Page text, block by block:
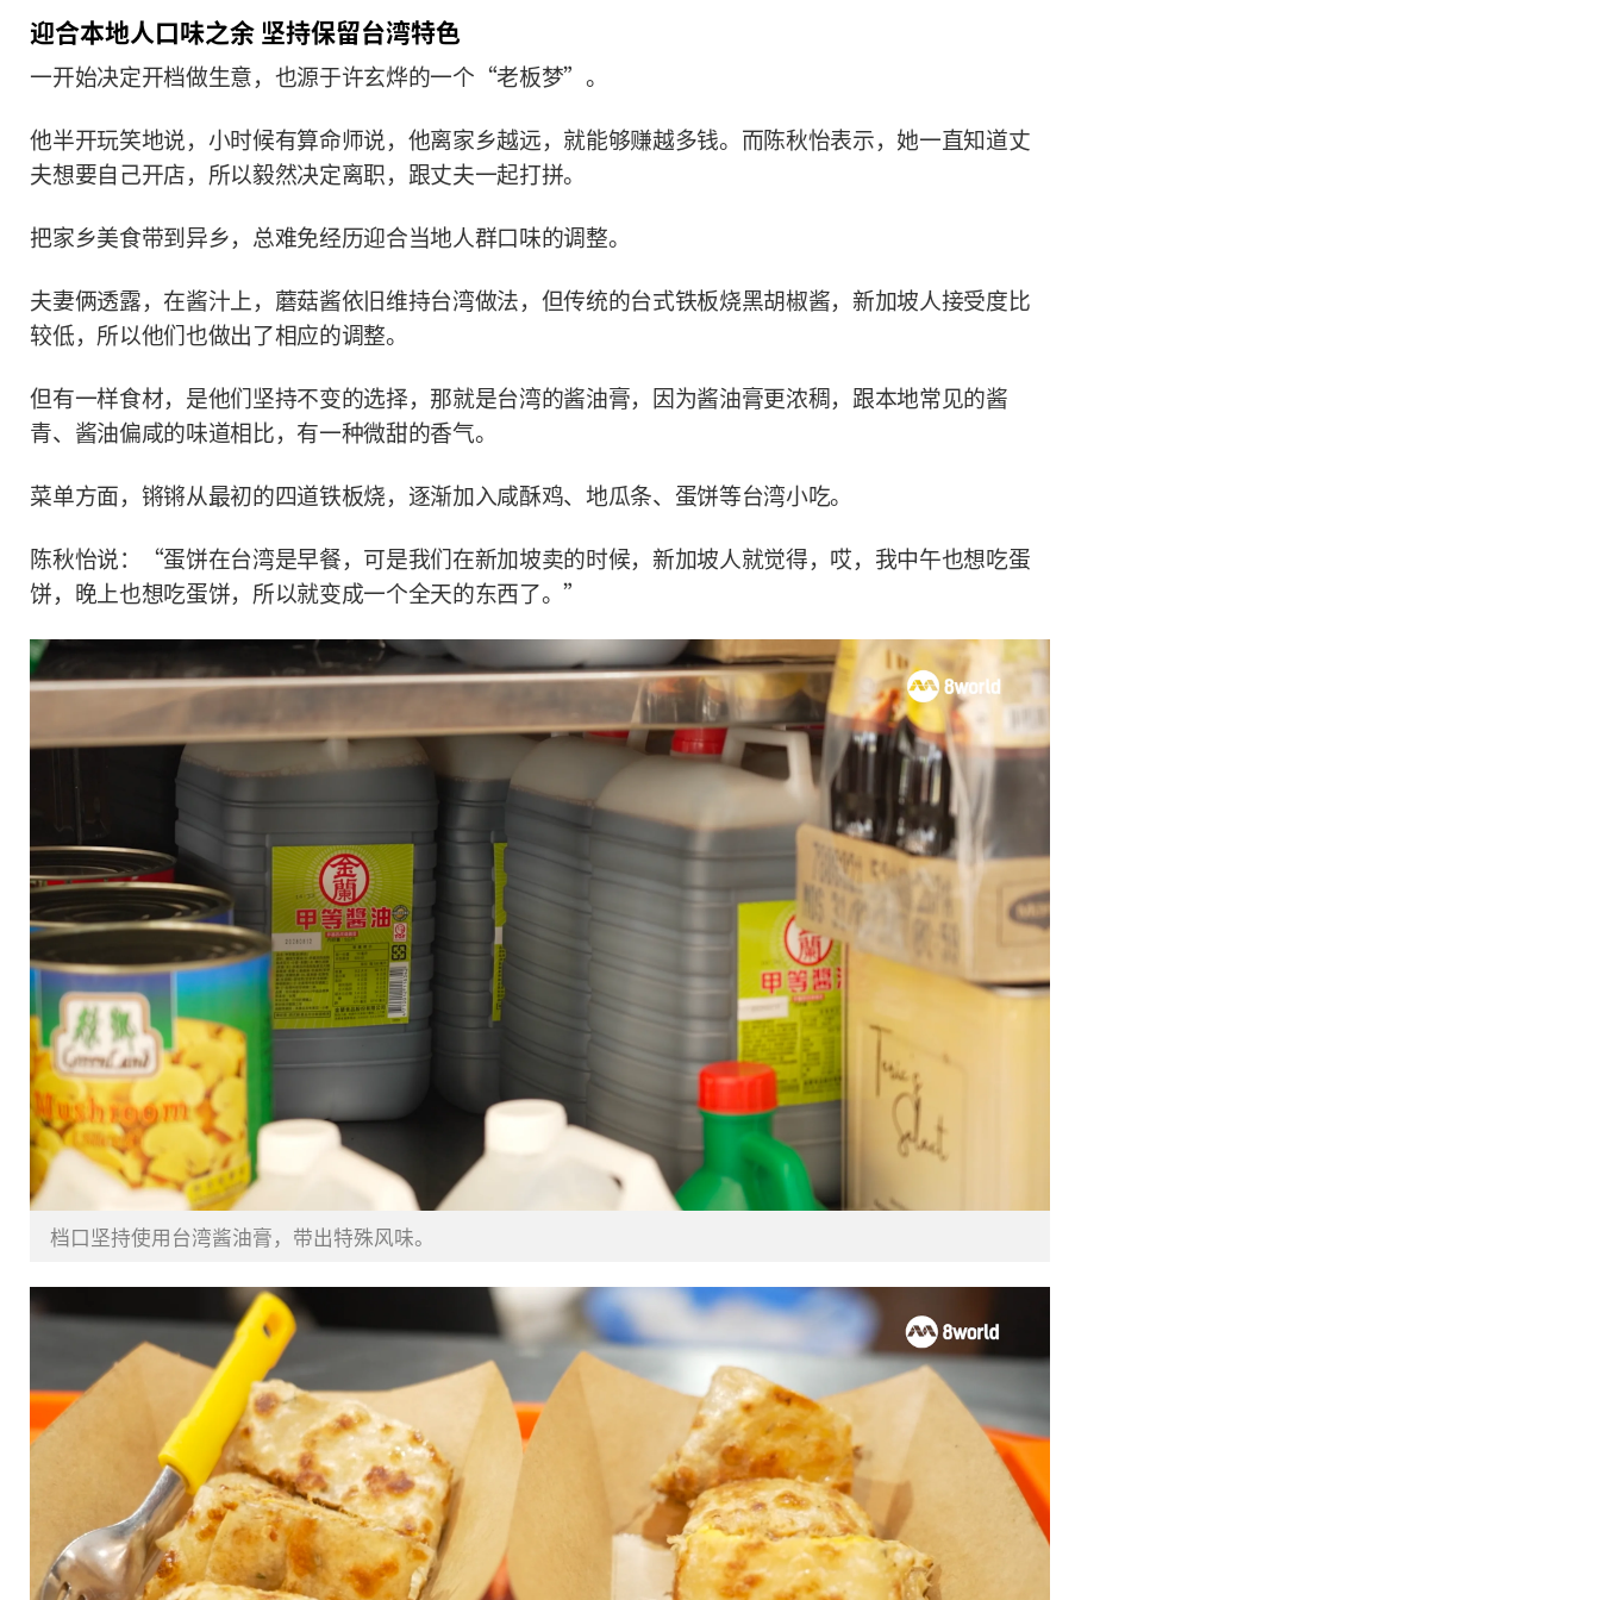
迎合本地人口味之余 坚持保留台湾特色
一开始决定开档做生意，也源于许玄烨的一个“老板梦”。
他半开玩笑地说，小时候有算命师说，他离家乡越远，就能够赚越多钱。而陈秋怡表示，她一直知道丈
夫想要自己开店，所以毅然决定离职，跟丈夫一起打拼。
把家乡美食带到异乡，总难免经历迎合当地人群口味的调整。
夫妻俩透露，在酱汁上，蘑菇酱依旧维持台湾做法，但传统的台式铁板烧黑胡椒酱，新加坡人接受度比
较低，所以他们也做出了相应的调整。
但有一样食材，是他们坚持不变的选择，那就是台湾的酱油膏，因为酱油膏更浓稠，跟本地常见的酱
青、酱油偏咸的味道相比，有一种微甜的香气。
菜单方面，锵锵从最初的四道铁板烧，逐渐加入咸酥鸡、地瓜条、蛋饼等台湾小吃。
陈秋怡说：
“蛋饼在台湾是早餐，可是我们在新加坡卖的时候，新加坡人就觉得，哎，我中午也想吃蛋
饼，晚上也想吃蛋饼，所以就变成一个全天的东西了。”
档口坚持使用台湾酱油膏，带出特殊风味。